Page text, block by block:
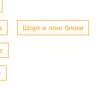
Шорт и лонг блоки